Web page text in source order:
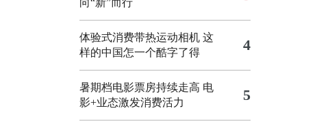
向“新”而行
体验式消费带热运动相机 这
样的中国怎一个酷字了得
4
暑期档电影票房持续走高 电
影+业态激发消费活力
5